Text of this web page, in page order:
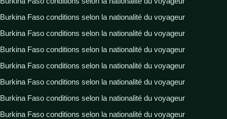
Burkina Faso conditions selon la nationalité du voyageur
Burkina Faso conditions selon la nationalité du voyageur
Burkina Faso conditions selon la nationalité du voyageur
Burkina Faso conditions selon la nationalité du voyageur
Burkina Faso conditions selon la nationalité du voyageur
Burkina Faso conditions selon la nationalité du voyageur
Burkina Faso conditions selon la nationalité du voyageur